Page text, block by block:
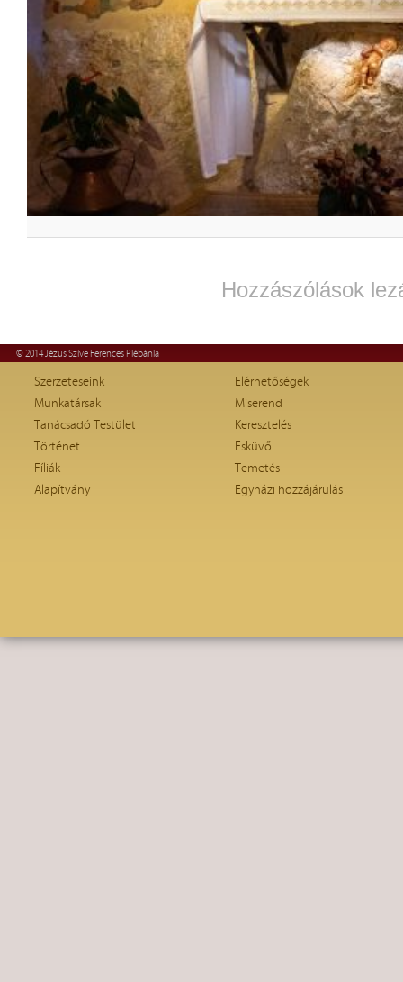
Hozzászólások
© 2014 Jézus Szíve Ferences Plébánia
Szerzeteseink
Munkatársak
Tanácsadó Testület
Történet
Fíliák
Alapítvány
Elérhetőségek
Miserend
Keresztelés
Esküvő
Temetés
Egyházi hozzájárulás